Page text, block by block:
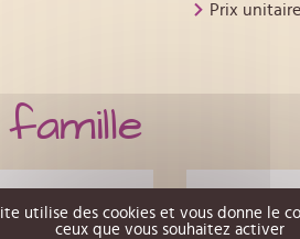
Prix
utilise des cookies et vous donne le
ceux que vous souhaitez activer